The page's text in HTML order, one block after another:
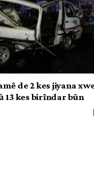
de 2 kes jiyana
13 kes birîndar bûn